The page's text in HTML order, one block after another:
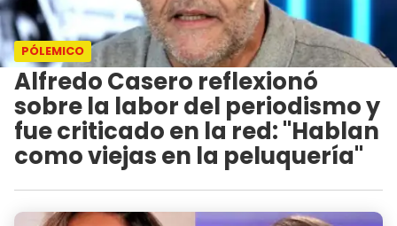
PÓLEMICO
Alfredo Casero reflexionó
sobre la labor del periodismo y
fue criticado en la red: "Hablan
como viejas en la peluquería"